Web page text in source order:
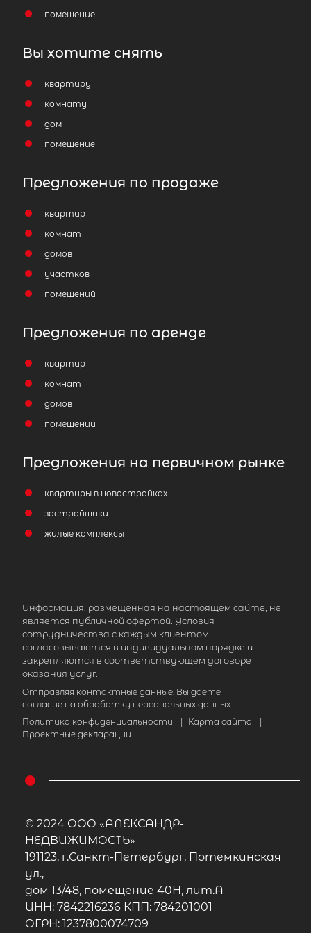
Затрудняетесь с выбором?
Мы поможем подобрать
2-комнатная квартира площадью
Гражданский проспект
Площадь кухни
Жилая площадь
помещение
Вы хотите снять
квартиру
комнату
дом
помещение
Предложения по продаже
квартир
комнат
домов
участков
помещений
Предложения по аренде
квартир
комнат
домов
помещений
Предложения на первичном рынке
квартиры в новостройках
застройщики
жилые комплексы
Информация, размещенная на настоящем сайте, не
является публичной офертой. Условия
сотрудничества с каждым клиентом
согласовываются в индивидуальном порядке и
закрепляются в соответствующем договоре
оказания услуг.
Отправляя контактные данные, Вы даете
согласие на обработку персональных данных.
Политика конфиденциальности
Карта сайта
Проектные декларации
© 2024 ООО «АЛЕКСАНДР-
НЕДВИЖИМОСТЬ»
191123, г.Санкт-Петербург, Потемкинская
ул.,
дом 13/48, помещение 40Н, лит.А
ИНН: 7842216236 КПП: 784201001
ОГРН: 1237800074709